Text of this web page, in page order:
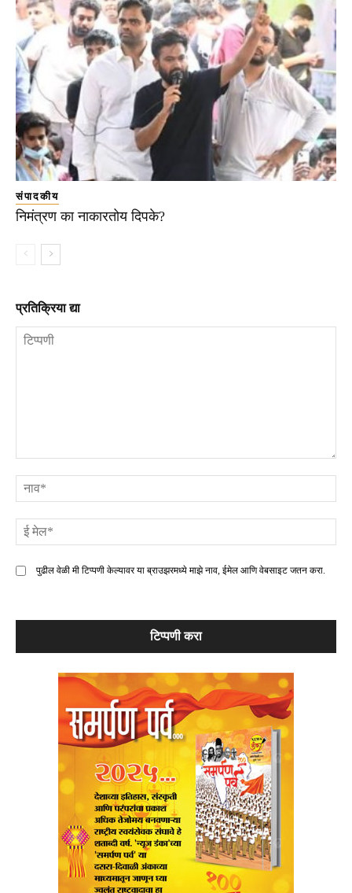
संपादकीय
निमंत्रण का नाकारतोय दिपके?
प्रतिक्रिया द्या
पुढील वेळी मी टिप्पणी केल्यावर या ब्राउझरमध्ये माझे नाव, ईमेल आणि वेबसाइट जतन करा.